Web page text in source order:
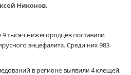
Никонов.
тысяч нижегородцев поставили
энцефалита. Среди них 983
в регионе выявили 4 клещей,